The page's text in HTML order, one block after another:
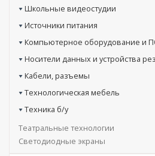
Школьные видеостудии
Источники питания
Компьютерное оборудование и
Носители данных и устройства
Кабели, разъемы
Технологическая мебель
Техника б/у
Театральные технологии
Светодиодные экраны